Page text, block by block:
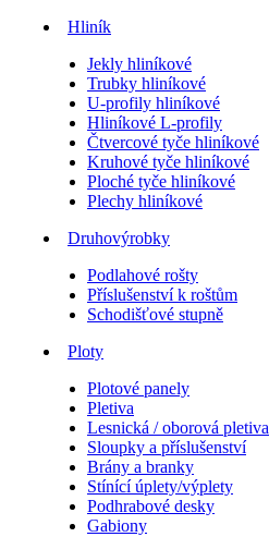
Hliník
Jekly hliníkové
Trubky hliníkové
U-profily hliníkové
Hliníkové L-profily
Čtvercové tyče hliníkové
Kruhové tyče hliníkové
Ploché tyče hliníkové
Plechy hliníkové
Druhovýrobky
Podlahové rošty
Příslušenství k roštům
Schodišťové stupně
Ploty
Plotové panely
Pletiva
Lesnická / oborová pletiva
Sloupky a příslušenství
Brány a branky
Stínící úplety/výplety
Podhrabové desky
Gabiony